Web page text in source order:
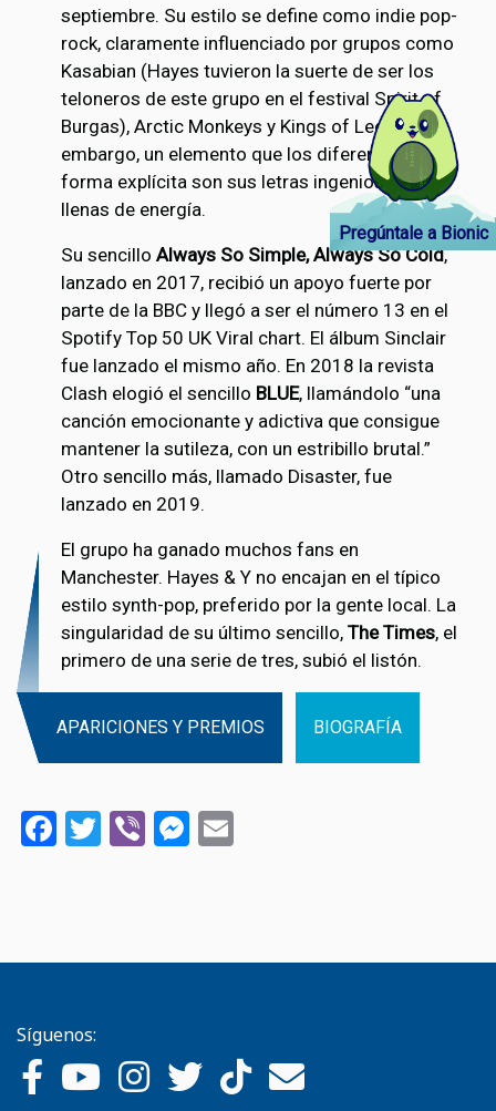
septiembre. Su estilo se define como indie pop-
rock, claramente influenciado por grupos como
Kasabian (Hayes tuvieron la suerte de ser los
teloneros de este grupo en el festival Spirit of
Burgas), Arctic Monkeys y Kings of Leon. Sin
embargo, un elemento que los diferencia de
forma explícita son sus letras ingeniosas y
llenas de energía.
Su sencillo Always So Simple, Always So Cold,
lanzado en 2017, recibió un apoyo fuerte por
parte de la BBC y llegó a ser el número 13 en el
Spotify Top 50 UK Viral chart. El álbum Sinclair
fue lanzado el mismo año. En 2018 la revista
Clash elogió el sencillo BLUE, llamándolo “una
canción emocionante y adictiva que consigue
mantener la sutileza, con un estribillo brutal.”
Otro sencillo más, llamado Disaster, fue
lanzado en 2019.
El grupo ha ganado muchos fans en
Manchester. Hayes & Y no encajan en el típico
estilo synth-pop, preferido por la gente local. La
singularidad de su último sencillo, The Times, el
primero de una serie de tres, subió el listón.
APARICIONES Y PREMIOS BIOGRAFÍA
Facebook
Twitter
ViberMessenger
Pregúntale a Bionic
Síguenos: